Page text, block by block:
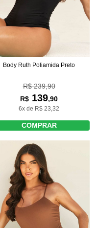
Body Ruth Poliamida Preto
R$ 239,90
R$ 139,90
6x de R$ 23,32
COMPRAR